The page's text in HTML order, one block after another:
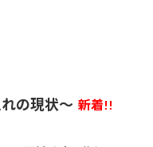
の現状～ 新着!!